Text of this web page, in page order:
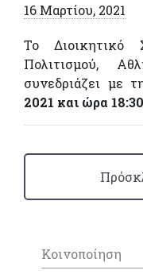
16 Μαρτίου, 2021
Το Διοικητικό
Πολιτισμού,
συνεδριάζει με
2021 και ώρα 18:30
Κοινοποίηση